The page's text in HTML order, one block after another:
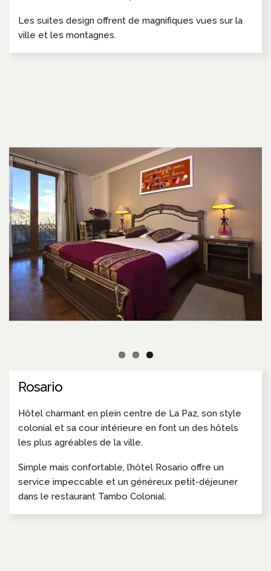
Les suites design offrent de magnifiques vues sur la
ville et les montagnes.
Rosario
Hôtel charmant en plein centre de La Paz, son style
colonial et sa cour intérieure en font un des hôtels
les plus agréables de la ville.
Simple mais confortable, l’hôtel Rosario offre un
service impeccable et un généreux petit-déjeuner
dans le restaurant Tambo Colonial.